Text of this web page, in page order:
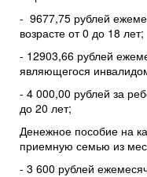
- 9677,75 рублей
возрасте от 0 до 18 лет;
- 12903,66 рублей
являющегося
- 4 000,00 рублей за
до 20 лет;
Денежное пособие на
приемную семью из
- 3 600 рублей